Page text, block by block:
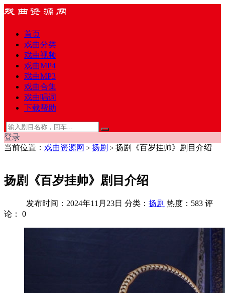
首页
戏曲分类
戏曲视频
戏曲MP4
戏曲MP3
戏曲合集
戏曲唱词
下载帮助
登录
当前位置： 戏曲资源网 > 扬剧 > 扬剧《百岁挂帅》剧目介绍
扬剧《百岁挂帅》剧目介绍
发布时间：2024年11月23日 分类： 扬剧 热度：583 评
论：
0